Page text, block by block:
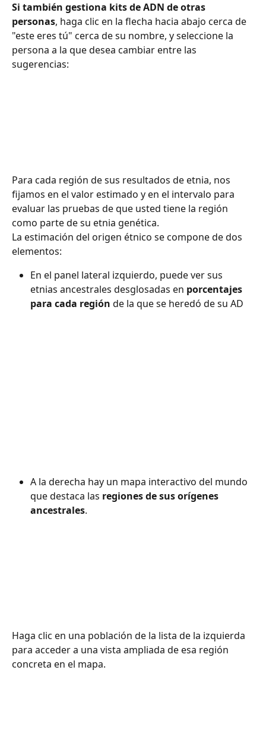
Si también gestiona kits de ADN de otras
personas, haga clic en la flecha hacia abajo cerca de
"este eres tú" cerca de su nombre, y seleccione la
persona a la que desea cambiar entre las
sugerencias:
Para cada región de sus resultados de etnia, nos
fijamos en el valor estimado y en el intervalo para
evaluar las pruebas de que usted tiene la región
como parte de su etnia genética. ​​​​​​​​
La estimación del origen étnico se compone de dos
elementos: ​​​​​​​​
En el panel lateral izquierdo, puede ver sus
etnias ancestrales desglosadas en porcentajes
para cada región de la que se heredó de su AD
A la derecha hay un mapa interactivo del mundo
que destaca las regiones de sus orígenes
ancestrales.
Haga clic en una población de la lista de la izquierda
para acceder a una vista ampliada de esa región
concreta en el mapa.